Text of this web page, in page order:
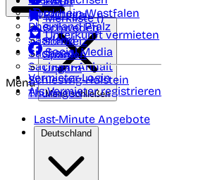
Nordrhein-Westfalen
Rheinland Pfalz
Saarland
Sachsen
Sachsen-Anhalt
Schleswig-Holstein
Thüringen
Portugal
Schweden
Schweiz
Spanien
Ungarn
Merkliste ()
Unterkunft vermieten
Social Media
Vermieter-Login
Als Vermieter registrieren
Menü
Menü schließen
Last-Minute Angebote
Deutschland